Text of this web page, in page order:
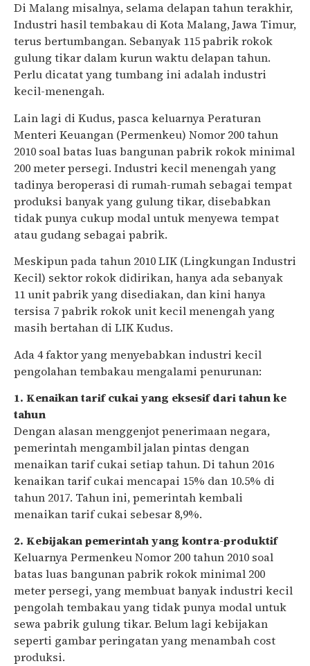
Di Malang misalnya, selama delapan tahun terakhir,
Industri hasil tembakau di Kota Malang, Jawa Timur,
terus bertumbangan. Sebanyak 115 pabrik rokok
gulung tikar dalam kurun waktu delapan tahun.
Perlu dicatat yang tumbang ini adalah industri
kecil-menengah.
Lain lagi di Kudus, pasca keluarnya Peraturan
Menteri Keuangan (Permenkeu) Nomor 200 tahun
2010 soal batas luas bangunan pabrik rokok minimal
200 meter persegi. Industri kecil menengah yang
tadinya beroperasi di rumah-rumah sebagai tempat
produksi banyak yang gulung tikar, disebabkan
tidak punya cukup modal untuk menyewa tempat
atau gudang sebagai pabrik.
Meskipun pada tahun 2010 LIK (Lingkungan Industri
Kecil) sektor rokok didirikan, hanya ada sebanyak
11 unit pabrik yang disediakan, dan kini hanya
tersisa 7 pabrik rokok unit kecil menengah yang
masih bertahan di LIK Kudus.
Ada 4 faktor yang menyebabkan industri kecil
pengolahan tembakau mengalami penurunan:
1. Kenaikan tarif cukai yang eksesif dari tahun ke
tahun
Dengan alasan menggenjot penerimaan negara,
pemerintah mengambil jalan pintas dengan
menaikan tarif cukai setiap tahun. Di tahun 2016
kenaikan tarif cukai mencapai 15% dan 10.5% di
tahun 2017. Tahun ini, pemerintah kembali
menaikan tarif cukai sebesar 8,9%.
2. Kebijakan pemerintah yang kontra-produktif
Keluarnya Permenkeu Nomor 200 tahun 2010 soal
batas luas bangunan pabrik rokok minimal 200
meter persegi, yang membuat banyak industri kecil
pengolah tembakau yang tidak punya modal untuk
sewa pabrik gulung tikar. Belum lagi kebijakan
seperti gambar peringatan yang menambah cost
produksi.